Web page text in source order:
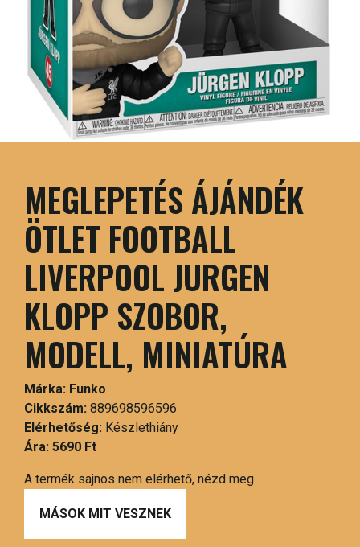
MEGLEPETÉS ÁJÁNDÉK
ÖTLET FOOTBALL
LIVERPOOL JURGEN
KLOPP SZOBOR,
MODELL, MINIATÚRA
Márka: Funko
Cikkszám: 889698596596
Elérhetőség: Készlethiány
Ára: 5690 Ft
A termék sajnos nem elérhető, nézd meg
MÁSOK MIT VESZNEK